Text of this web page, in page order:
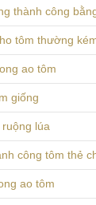
thành công
tôm thường
ao tôm
giống
lúa
công tôm thẻ
ao tôm